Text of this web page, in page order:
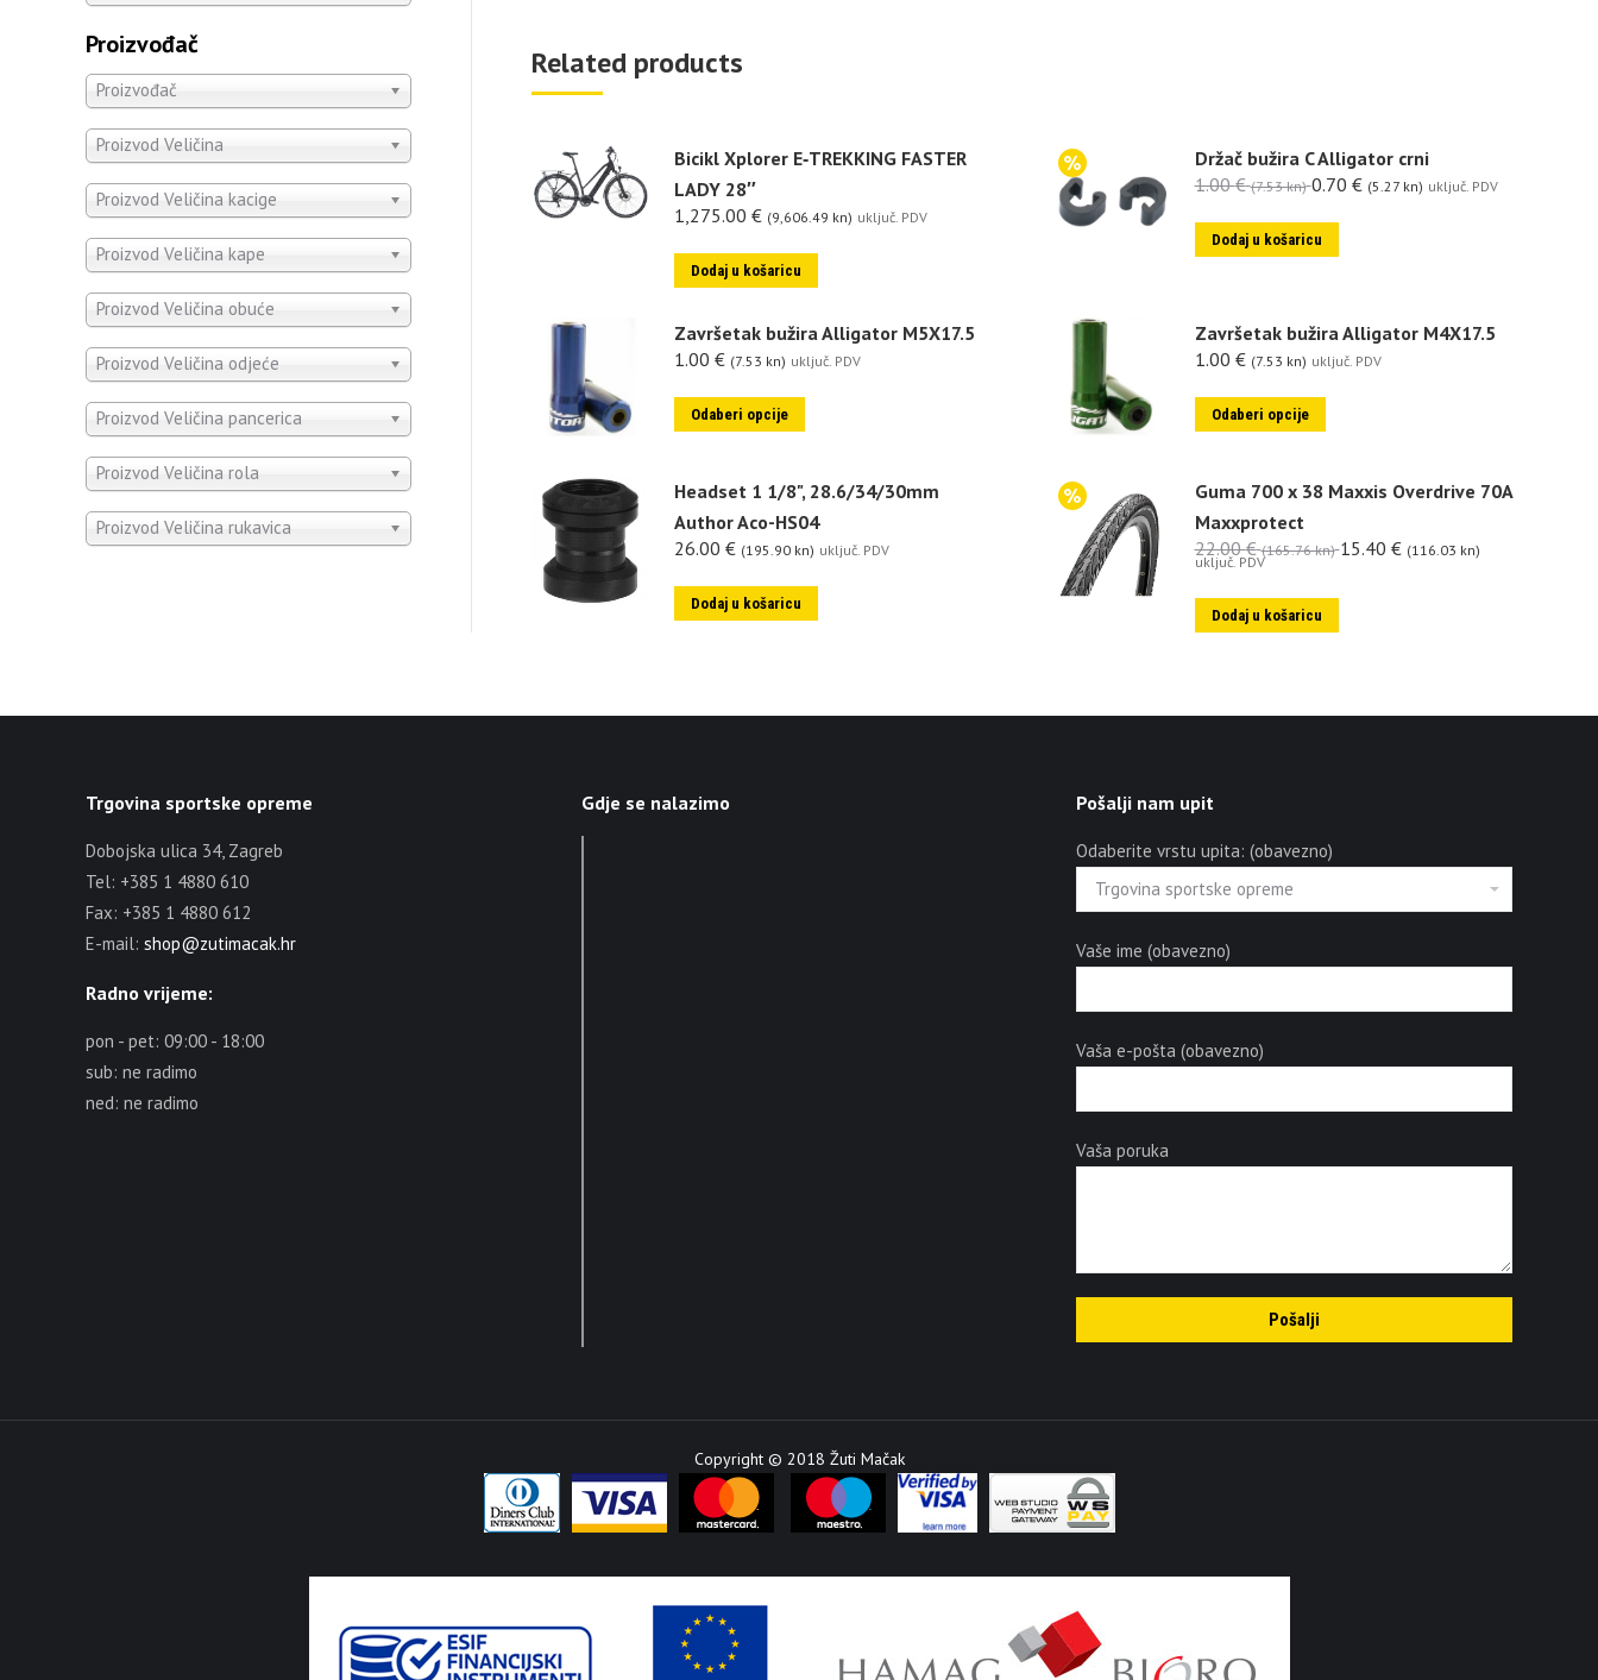
Related products
Bicikl Xplorer E‑TREKKING FASTER
LADY 28″
1,275.00 € (9,606.49 kn) uključ. PDV
Dodaj u košaricu
Držač bužira C Alligator crni
1.00€ (7.53 kn) 0.70 € (5.27 kn) uključ. PDV
Dodaj u košaricu
Završetak bužira Alligator M5X17.5
1.00 € (7.53 kn) uključ. PDV
Odaberi opcije
Završetak bužira Alligator M4X17.5
1.00 € (7.53 kn) uključ. PDV
Odaberi opcije
Headset 1 1/8", 28.6/34/30mm
Author Aco-HS04
26.00 € (195.90 kn) uključ. PDV
Dodaj u košaricu
Guma 700 x 38 Maxxis Overdrive 70A
Maxxprotect
22.00€ (165.76 kn) 15.40 € (116.03 kn)
uključ. PDV
Dodaj u košaricu
Proizvođač
Proizvođač
Proizvod Veličina
Proizvod Veličina kacige
Proizvod Veličina kape
Proizvod Veličina obuće
Proizvod Veličina odjeće
Proizvod Veličina pancerica
Proizvod Veličina rola
Proizvod Veličina rukavica
Trgovina sportske opreme
Dobojska ulica 34, Zagreb
Tel: +385 1 4880 610
Fax: +385 1 4880 612
E-mail: shop@zutimacak.hr
Radno vrijeme:
pon - pet: 09:00 - 18:00
sub: ne radimo
ned: ne radimo
Gdje se nalazimo Pošalji nam upit
Odaberite vrstu upita: (obavezno)
Vaše ime (obavezno)
Vaša e-pošta (obavezno)
Vaša poruka
Copyright © 2018 Žuti Mačak